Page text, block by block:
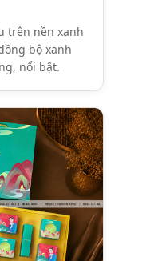
trên nền xanh
bộ xanh
nổi bật.